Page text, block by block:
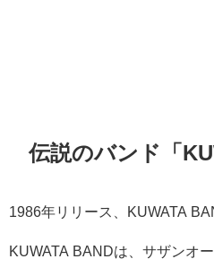
伝説のバンド「
1986年リリース、KUWATA
KUWATA BANDは、サザンオ